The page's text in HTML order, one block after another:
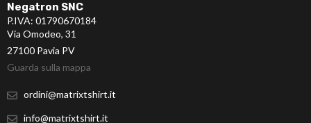
Negatron SNC
P.IVA: 01790670184
Via Omodeo, 31
27100 Pavia PV
Guarda sulla mappa
ordini@matrixtshirt.it
info@matrixtshirt.it